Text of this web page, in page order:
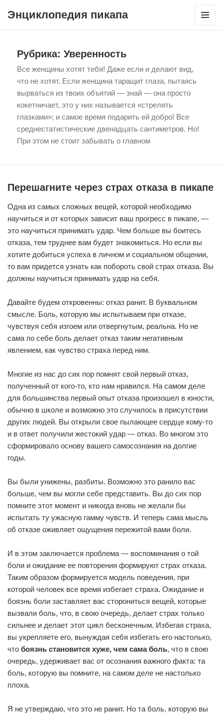
Энциклопедия пикапа
Рубрика:Уверенность
Все женщины хотят тебя! Даже если и делают вид,
что не хотят. Если женщина таращит глаза, пытаясь
вырваться из твоих объятий — знай — она просто
кокетничает, это у них называется «стрелять
глазками»; и самое время подарить ей добро! Все
среднестатистические двенадцать сантиметров. Но!
При этом не стоит забывать о главном
Перешагните через страх отказа в пикапе
Одна из самых сложных вещей, которой необходимо
научиться и от которых зависит ваш прогресс в пикапе, —
это научиться принимать удар. Чем больше вы боитесь
отказа, тем труднее вам будет знакомиться. Но если вы
хотите добиться успеха в личном и социальном общении,
то вам придется узнать как побороть свой страх отказа. Вы
должны научиться принимать удар на себя.
Давайте будем откровенны: отказ ранит. В буквальном
смысле. Боль, которую мы испытываем при отказе,
чувствуя себя изгоем или отвергнутым, реальна. Но не
сама по себе боль делает отказ таким негативным
явлением, как чувство страха перед ним.
Многие из нас до сих пор помнят свой первый отказ,
полученный от кого-то, кто нам нравился. На самом деле
для большинства первый опыт отказа произошел в юности,
обычно в школе и возможно это случилось в присутствии
других людей. Вы открыли свое пылающее сердце кому-то
и в ответ получили жестокий удар — отказ. Во многом это
сформировало основу вашего самосознания на долгие
годы.
Вы были унижены, разбиты. Возможно это ранило вас
больше, чем вы могли себе представить. Вы до сих пор
помните этот момент и никогда вновь не желали бы
испытать ту ужасную гамму чувств. И теперь сама мысль
об отказе оживляет ощущения пережитой вами боли.
И в этом заключается проблема — воспоминания о той
боли и ожидание ее повторения формируют страх отказа.
Таким образом формируется модель поведения, при
которой человек все время избегает страха. Ожидание и
боязнь боли заставляет вас сторониться вещей, которые
вызвали боль, что, в свою очередь, делает страх только
сильнее и делает этот цикл бесконечным. Избегая страха,
вы укрепляете его, вынуждая себя избегать его настолько,
что боязнь становится хуже, чем сама боль, что в свою
очередь, удерживает вас от осознания важного факта: та
боль, которую вы помните, на самом деле не настолько
плоха.
Я не утверждаю, что это не ранит. Но та боль, которую вы